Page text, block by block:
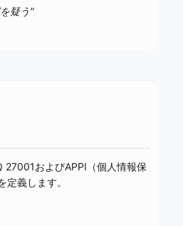
疑う"
27001およびAPPI（個人情報保
義します。